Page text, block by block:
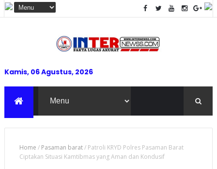
Kamis, 06 Agustus, 2026
Home / Pasaman barat/ Patroli KRYD Polres Pasaman Barat
Ciptakan Situasi Kamtibmas yang Aman dan Kondusif